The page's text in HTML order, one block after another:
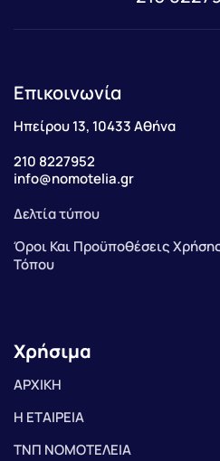
Επικοινωνία
Ηπείρου 13, 10433 Αθήνα
210 8227952
info@nomotelia.gr
Δελτία τύπου
Όροι Και Προϋποθέσεις
Τόπου
Χρήσιμα
ΑΡΧΙΚΗ
Η ΕΤΑΙΡΕΙΑ
ΤΝΠ ΝΟΜΟΤΕΛΕΙΑ